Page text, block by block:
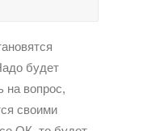
будет
на вопрос,
своими